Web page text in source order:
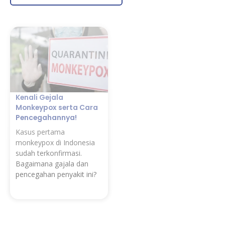
Kenali Gejala
Monkeypox serta Cara
Pencegahannya!
Kasus pertama
monkeypox di Indonesia
sudah terkonfirmasi.
Bagaimana gajala dan
pencegahan penyakit ini?